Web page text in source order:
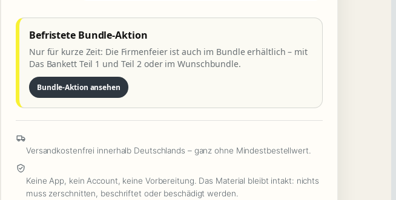
Die
Firmenfeier
Machtspiele,
Intrigen
ein
Mord
im
Befristete Bundle-Aktion
Nur für kurze Zeit: Die Firmenfeier ist auch im Bundle erhältlich – mit
Das Bankett Teil 1 und Teil 2 oder im Wunschbundle.
Bundle-Aktion ansehen
Versandkostenfrei innerhalb Deutschlands – ganz ohne Mindestbestellwert.
Keine App, kein Account, keine Vorbereitung. Das Material bleibt intakt: nichts
muss zerschnitten, beschriftet oder beschädigt werden.